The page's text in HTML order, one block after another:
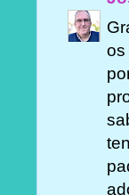
os